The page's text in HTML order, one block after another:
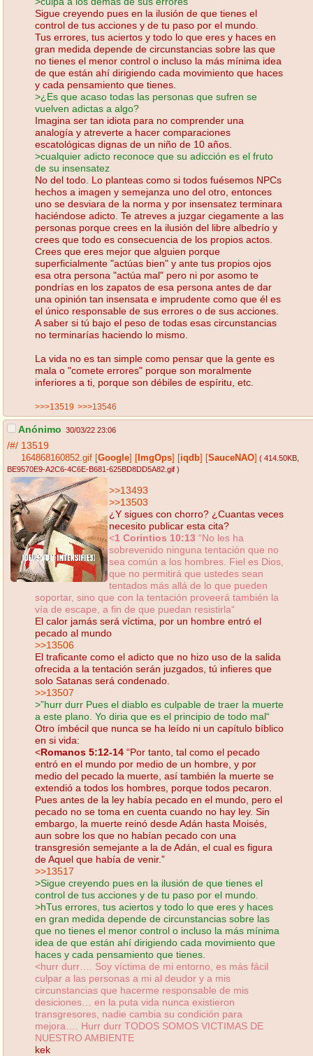
Sigue creyendo pues en la ilusión de que tienes el
control de tus acciones y de tu paso por el mundo.
Tus errores, tus aciertos y todo lo que eres y haces en
gran medida depende de circunstancias sobre las que
no tienes el menor control o incluso la más mínima idea
de que están ahí dirigiendo cada movimiento que haces
y cada pensamiento que tienes.
>¿Es que acaso todas las personas que sufren se
vuelven adictas a algo?
Imagina ser tan idiota para no comprender una
analogía y atreverte a hacer comparaciones
escatológicas dignas de un niño de 10 años.
>cualquier adicto reconoce que su adicción es el fruto
de su insensatez
No del todo. Lo planteas como si todos fuésemos NPCs
hechos a imagen y semejanza uno del otro, entonces
uno se desviara de la norma y por insensatez terminara
haciéndose adicto. Te atreves a juzgar ciegamente a las
personas porque crees en la ilusión del libre albedrío y
crees que todo es consecuencia de los propios actos.
Crees que eres mejor que alguien porque
superficialmente "actúas bien" y ante tus propios ojos
esa otra persona "actúa mal" pero ni por asomo te
pondrías en los zapatos de esa persona antes de dar
una opinión tan insensata e imprudente como que él es
el único responsable de sus errores o de sus acciones.
A saber si tú bajo el peso de todas esas circunstancias
no terminarías haciendo lo mismo.
La vida no es tan simple como pensar que la gente es
mala o "comete errores" porque son moralmente
inferiores a ti, porque son débiles de espíritu, etc.
>>>13519 >>>13546
Anónimo 30/03/22 23:06
/#/ 13519
164868160852.gif [Google] [ ImgOps] [iqdb] [SauceNAO] ( 414.50KB
BE9570E9-A2C6-4C6E-B681-625BD8DD5A82.gif )
>>13493
>>13503
¿Y sigues con chorro? ¿Cuantas veces
necesito publicar esta cita?
<1 Corintios 10:13 “No les ha
sobrevenido ninguna tentación que no
sea común a los hombres. Fiel es Dios,
que no permitirá que ustedes sean
tentados más allá de lo que pueden
soportar, sino que con la tentación proveerá también la
vía de escape, a fin de que puedan resistirla“
El calor jamás será víctima, por un hombre entró el
pecado al mundo
>>13506
El traficante como el adicto que no hizo uso de la salida
ofrecida a la tentación serán juzgados, tú infieres que
solo Satanas será condenado.
>>13507
>”hurr durr Pues el diablo es culpable de traer la muerte
a este plano. Yo diria que es el principio de todo mal“
Otro ímbécil que nunca se ha leído ni un capítulo bíblico
en si vida:
<Romanos 5:12-14 “Por tanto, tal como el pecado
entró en el mundo por medio de un hombre, y por
medio del pecado la muerte, así también la muerte se
extendió a todos los hombres, porque todos pecaron.
Pues antes de la ley había pecado en el mundo, pero el
pecado no se toma en cuenta cuando no hay ley. Sin
embargo, la muerte reinó desde Adán hasta Moisés,
aun sobre los que no habían pecado con una
transgresión semejante a la de Adán, el cual es figura
de Aquel que había de venir.”
>>13517
>Sigue creyendo pues en la ilusión de que tienes el
control de tus acciones y de tu paso por el mundo.
>hTus errores, tus aciertos y todo lo que eres y haces
en gran medida depende de circunstancias sobre las
que no tienes el menor control o incluso la más mínima
idea de que están ahí dirigiendo cada movimiento que
haces y cada pensamiento que tienes.
<hurr durr…. Soy víctima de mi entorno, es más fácil
culpar a las personas a mi al deudor y a mis
circunstancias que hacerme responsable de mis
desiciones… en la puta vida nunca existieron
transgresores, nadie cambia su condición para
mejora…. Hurr durr TODOS SOMOS VICTIMAS DE
NUESTRO AMBIENTE
kek